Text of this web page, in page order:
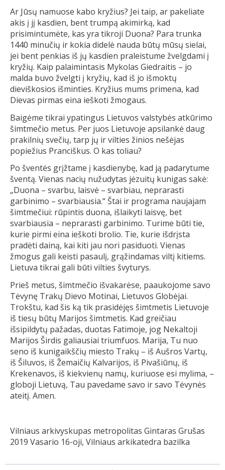
Ar Jūsų namuose kabo kryžius? Jei taip, ar pakeliate
akis į jį kasdien, bent trumpą akimirką, kad
prisimintumėte, kas yra tikroji Duona? Para trunka
1440 minučių ir kokia didelė nauda būtų mūsų sielai,
jei bent penkias iš jų kasdien praleistume žvelgdami į
kryžių. Kaip palaimintasis Mykolas Giedraitis – jo
malda buvo žvelgti į kryžių, kad iš jo išmoktų
dieviškosios išminties. Kryžius mums primena, kad
Dievas pirmas eina ieškoti žmogaus.
Baigėme tikrai ypatingus Lietuvos valstybės atkūrimo
šimtmečio metus. Per juos Lietuvoje apsilankė daug
prakilnių svečių, tarp jų ir vilties žinios nešėjas
popiežius Pranciškus. O kas toliau?
Po šventės grįžtame į kasdienybę, kad ją padarytume
šventą. Vienas nacių nužudytas jėzuitų kunigas sakė:
„Duona – svarbu, laisvė – svarbiau, neprarasti
garbinimo – svarbiausia.“ Štai ir programa naujajam
šimtmečiui: rūpintis duona, išlaikyti laisvę, bet
svarbiausia – neprarasti garbinimo. Turime būti tie,
kurie pirmi eina ieškoti brolio. Tie, kurie išdrįsta
pradėti dainą, kai kiti jau nori pasiduoti. Vienas
žmogus gali keisti pasaulį, grąžindamas viltį kitiems.
Lietuva tikrai gali būti vilties švyturys.
Prieš metus, šimtmečio išvakarėse, paaukojome savo
Tėvynę Trakų Dievo Motinai, Lietuvos Globėjai.
Trokštu, kad šis ką tik prasidėjęs šimtmetis Lietuvoje
iš tiesų būtų Marijos šimtmetis. Kad greičiau
išsipildytų pažadas, duotas Fatimoje, jog Nekaltoji
Marijos Širdis galiausiai triumfuos. Marija, Tu nuo
seno iš kunigaikščių miesto Trakų – iš Aušros Vartų,
iš Šiluvos, iš Žemaičių Kalvarijos, iš Pivašiūnų, iš
Krekenavos, iš kiekvienų namų, kuriuose esi mylima, –
globoji Lietuvą, Tau pavedame savo ir savo Tėvynės
ateitį. Amen.
Vilniaus arkivyskupas metropolitas Gintaras Grušas
2019 Vasario 16-oji, Vilniaus arkikatedra bazilka